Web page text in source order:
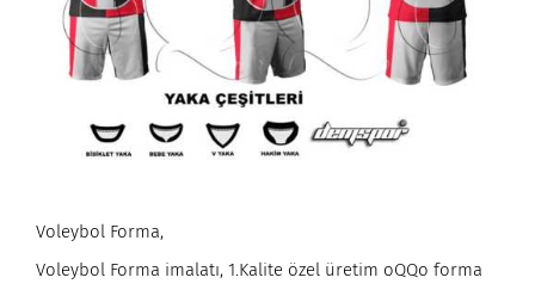
Voleybol Forma,
Voleybol Forma imalatı, 1.Kalite özel üretim oQQo forma